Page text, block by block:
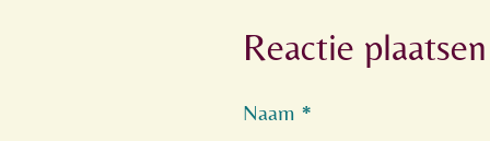
e
n
l
r
e
Reactie plaatsen
Naam *